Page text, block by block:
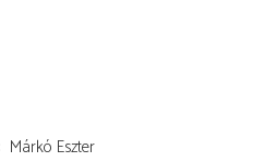
Márkó Eszter